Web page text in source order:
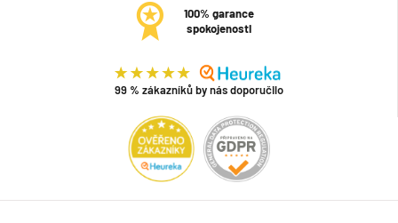
100% garance
spokojenosti
99 % zákazníků by nás doporučilo